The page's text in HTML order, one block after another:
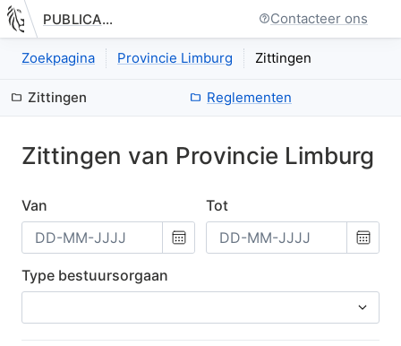
Nieuwe pagina: bestuurseenheid.zittingen.index
PUBLICATIE.GELINKT-NOTULEREN.VLAANDEREN.BE Contacteer ons
Zoekpagina Provincie Limburg Zittingen
Zittingen Reglementen
Zittingen van Provincie Limburg
Van
Kies
een
datum
Tot
Kies
een
datum
Type bestuursorgaan